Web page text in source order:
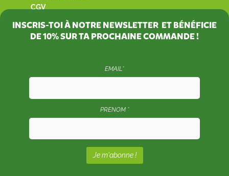
CGV
INSCRIS-TOI À NOTRE NEWSLETTER ET BÉNÉFICIE
DE10%SUR TA PROCHAINE COMMANDE !
EMAIL*
PRENOM *